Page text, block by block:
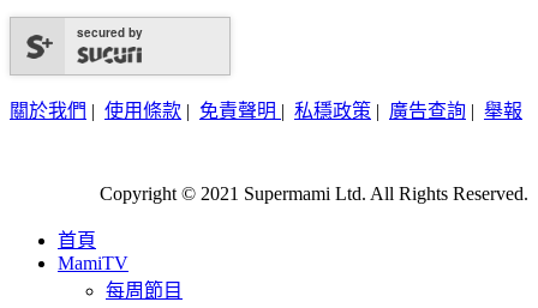
secured by
關於我們 | 使用條款 | 免責聲明 | 私穩政策 | 廣告查詢 | 舉報
Copyright © 2021 Supermami Ltd. All Rights Reserved.
首頁
MamiTV
每周節目